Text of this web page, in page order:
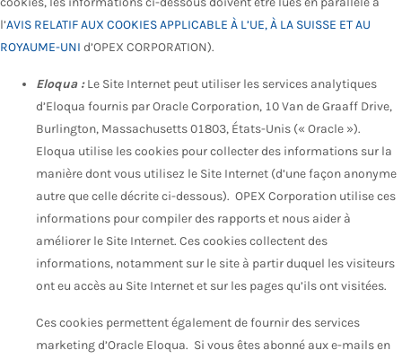
l’AVIS RELATIF AUX COOKIES APPLICABLE À L’UE, À LA SUISSE ET AU
ROYAUME-UNI d’OPEX CORPORATION).
Eloqua :Le Site Internet peut utiliser les services analytiques
d’Eloqua fournis par Oracle Corporation, 10 Van de Graaff Drive,
Burlington, Massachusetts 01803, États-Unis (« Oracle »).
Eloqua utilise les cookies pour collecter des informations sur la
manière dont vous utilisez le Site Internet (d’une façon anonyme
autre que celle décrite ci-dessous). OPEX Corporation utilise ces
informations pour compiler des rapports et nous aider à
améliorer le Site Internet. Ces cookies collectent des
informations, notamment sur le site à partir duquel les visiteurs
ont eu accès au Site Internet et sur les pages qu’ils ont visitées.
Ces cookies permettent également de fournir des services
marketing d’Oracle Eloqua. Si vous êtes abonné aux e-mails en